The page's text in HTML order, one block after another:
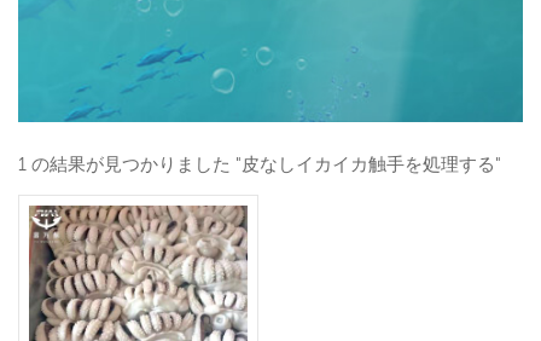
1 の結果が見つかりました "皮なしイカイカ触手を処理する"